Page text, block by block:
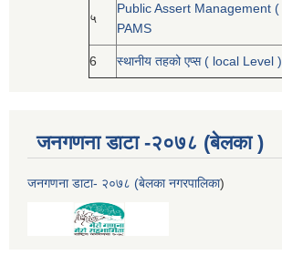
५
Public Assert Management (
PAMS
6 स्थानीय तहको एप्स ( local Level )
जनगणना डाटा -२०७८ (बेलका )
जनगणना डाटा- २०७८ (बेलका नगरपालिका)